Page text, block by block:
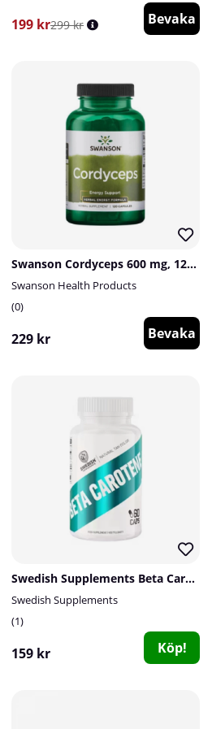
199 kr299 kr Bevaka
Swanson Cordyceps 600 mg, 120 caps
Swanson Health Products
0
229 kr Bevaka
Swedish Supplements Beta Caroten, 60 caps
Swedish Supplements
1
159 kr Köp!